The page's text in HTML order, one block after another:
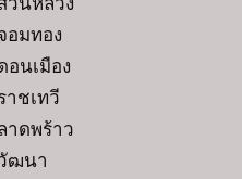
อมทอง
นเมือง
ชเทวี
าดพร้าว
ฒนา